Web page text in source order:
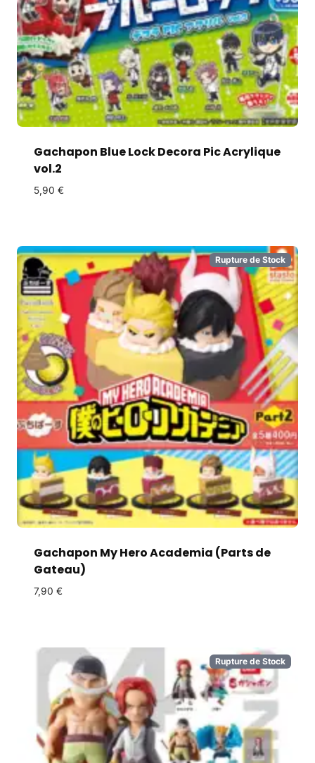
Gachapon Blue Lock Decora Pic Acrylique
vol.2
5,90 €
Rupture de Stock
Gachapon My Hero Academia (Parts de
Gateau)
7,90 €
Rupture de Stock